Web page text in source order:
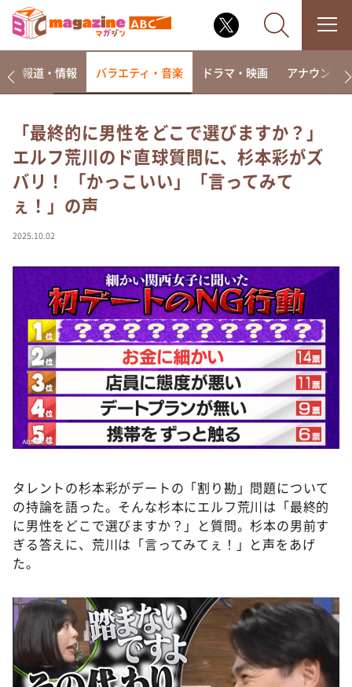
なるみ・岡村の過ぎるTV
相席食堂
これ余談なんですけど・・・
～人生密着トークバラエティ！～ やすとものいたっ
て真剣です
探偵！ナイトスクープ
news おかえり
河合＆A.B.C-Z塚田×福井アナ「なんでやねん！？」
（news おかえり）
DAIGOも台所 ～きょうの献立 何にする？～
本日はダイアンなり！シーズン２
朝だ！生です旅サラダ
教えて！ニュースライブ 正義のミカタ
新婚さんいらっしゃい！
ポツンと一軒家
ザキ山小屋本館
アナ回覧板
報道・情報 バラエティ・音楽 ドラマ・映画 アナウンサー
「最終的に男性をどこで選びますか？」
エルフ荒川のド直球質問に、杉本彩がズ
バリ！ 「かっこいい」「言ってみて
ぇ！」の声
2025.10.02
タレントの杉本彩がデートの「割り勘」問題について
の持論を語った。そんな杉本にエルフ荒川は「最終的
に男性をどこで選びますか？」と質問。杉本の男前す
ぎる答えに、荒川は「言ってみてぇ！」と声をあげ
た。